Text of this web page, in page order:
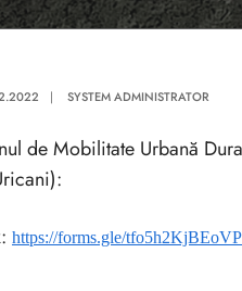
| SYSTEM ADMINISTRATOR
de Mobilitate Urbană
https://forms.gle/